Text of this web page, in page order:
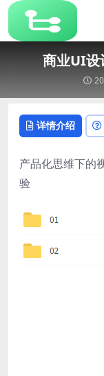
商业UI设
详情介绍
产品化思维下的
验